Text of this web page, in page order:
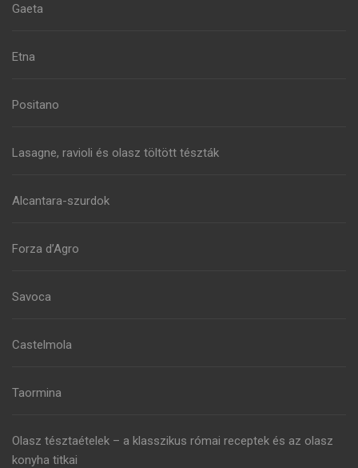
Gaeta
Etna
Positano
Lasagne, ravioli és olasz töltött tészták
Alcantara-szurdok
Forza d’Agro
Savoca
Castelmola
Taormina
Olasz tésztaételek – a klasszikus római receptek és az olasz
konyha titkai